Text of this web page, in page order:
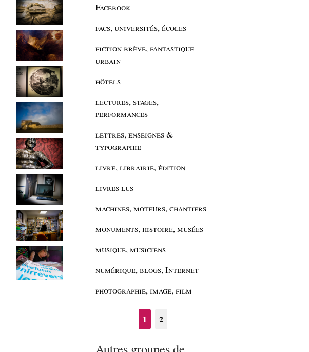
Facebook
facs, universités, écoles
fiction brève, fantastique
urbain
hôtels
lectures, stages,
performances
lettres, enseignes &
typographie
livre, librairie, édition
livres lus
machines, moteurs, chantiers
monuments, histoire, musées
musique, musiciens
numérique, blogs, Internet
photographie, image, film
1 2